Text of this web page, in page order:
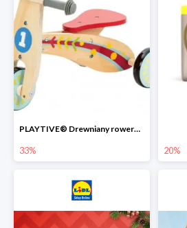
PLAYTIVE® Drewniany rowerek biegowy -33%
33% 20%